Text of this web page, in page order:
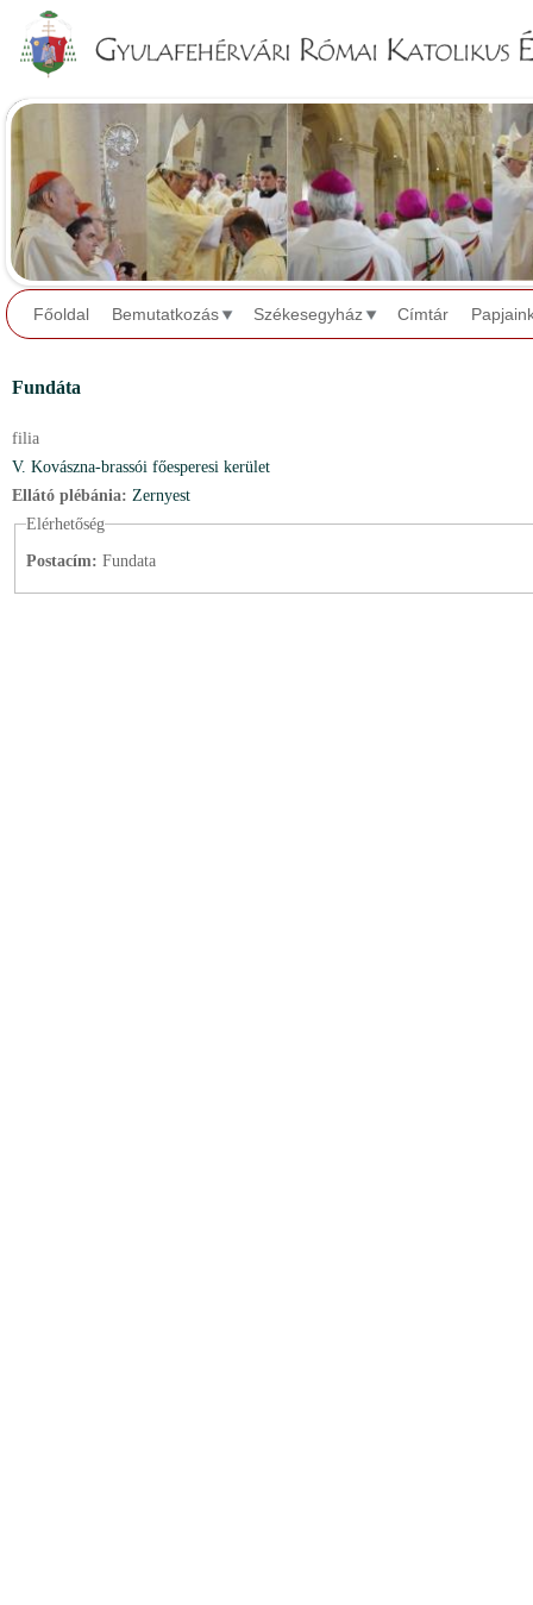
Főoldal Bemutatkozás Székesegyház Címtár
Fundáta
filia
V. Kovászna-brassói főesperesi kerület
Ellátó plébánia: Zernyest
Elérhetőség
Postacím: Fundata